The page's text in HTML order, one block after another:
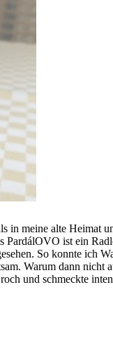
meine alte Heimat
ist ein
So konnte
Warum dann
und schmeckte